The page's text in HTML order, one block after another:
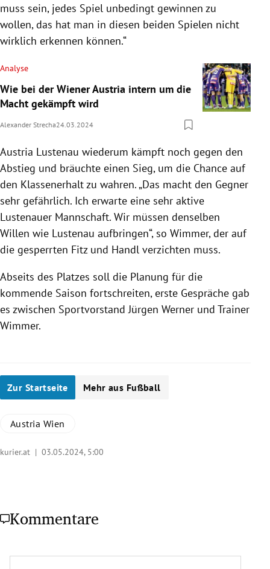
muss sein, jedes Spiel unbedingt gewinnen zu
wollen, das hat man in diesen beiden Spielen nicht
wirklich erkennen können.“
Analyse
Wie bei der Wiener Austria intern um die
Macht gekämpft wird
Alexander Strecha24.03.2024
Austria Lustenau wiederum kämpft noch gegen den
Abstieg und bräuchte einen Sieg, um die Chance auf
den Klassenerhalt zu wahren. „Das macht den Gegner
sehr gefährlich. Ich erwarte eine sehr aktive
Lustenauer Mannschaft. Wir müssen denselben
Willen wie Lustenau aufbringen“, so Wimmer, der auf
die gesperrten Fitz und Handl verzichten muss.
Abseits des Platzes soll die Planung für die
kommende Saison fortschreiten, erste Gespräche gab
es zwischen Sportvorstand Jürgen Werner und Trainer
Wimmer.
Zur Startseite Mehr aus Fußball
Austria Wien
kurier.at | 03.05.2024, 5:00
Kommentare